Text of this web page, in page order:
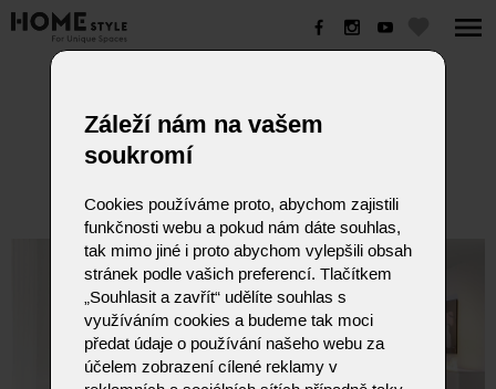
Záleží nám na vašem
soukromí
Cookies používáme proto, abychom zajistili
funkčnosti webu a pokud nám dáte souhlas,
tak mimo jiné i proto abychom vylepšili obsah
stránek podle vašich preferencí. Tlačítkem
„Souhlasit a zavřít“ udělíte souhlas s
využíváním cookies a budeme tak moci
předat údaje o používání našeho webu za
účelem zobrazení cílené reklamy v